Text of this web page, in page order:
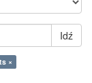
Idź
×